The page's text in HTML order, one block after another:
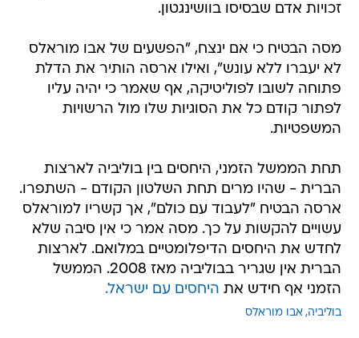
זכויות אדם שבסיסו בוושינגטון.
מסה הבטיח כי אם ינצח, "הפשעים של אבו מוראלס
לא יעברו ללא עונש", ואילו ארסה הותיר את הדלת
פתוחה לשובו לפוליטיקה, אף שאמר כי יהיה עליו
לפתור קודם כל את הסוגיות שלו מול הרשויות
המשפטיות.
תחת הממשל הזמני, היחסים בין בוליביה לארצות
הברית - שהיו מרים תחת השלטון הקודם - השתפרו.
ארסה הבטיח "לעבוד עם כולם", אך קשריו למוראלס
עשויים להקשות על כך. מסה אמר כי אין סיבה שלא
לחדש את היחסים הדיפלומטיים במלואם. לארצות
הברית אין שגריר בבוליביה מאז 2008. הממשל
הזמני אף חידש את היחסים עם ישראל.
בוליביה אבו מוראלס